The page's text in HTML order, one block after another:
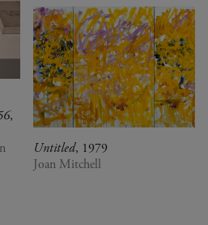
Mitchell/Carl André :
of a Landscape
approches - Chantal
Annette Messager
Cheng - Emissary forks
thousand island
Cheng - Emissary forks at
Boltanski -
,
Untitled, 1979
Joan Mitchell